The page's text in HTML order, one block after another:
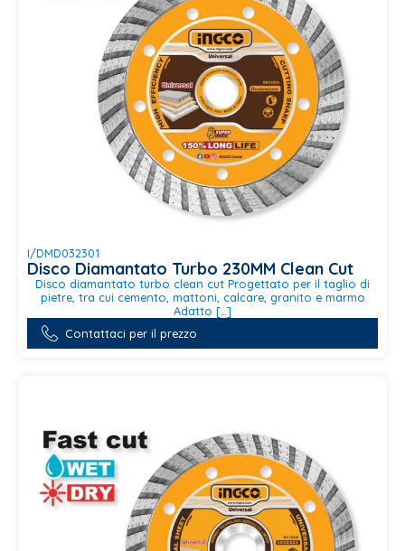
I/DMD032301
Disco Diamantato Turbo 230MM Clean Cut
Disco diamantato turbo clean cut Progettato per il taglio di
pietre, tra cui cemento, mattoni, calcare, granito e marmo
Adatto […]
Contattaci per il prezzo